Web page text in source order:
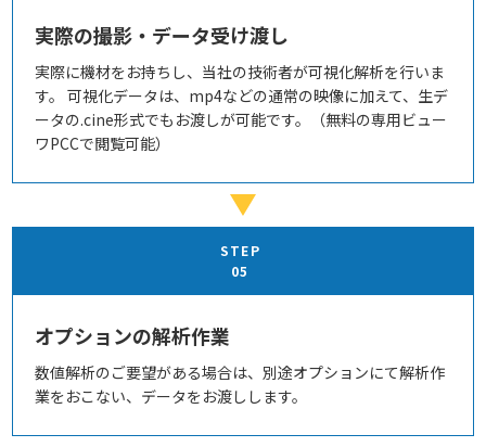
実際の撮影・データ受け渡し
実際に機材をお持ちし、当社の技術者が可視化解析を行いま
す。 可視化データは、mp4などの通常の映像に加えて、生デ
ータの.cine形式でもお渡しが可能です。（無料の専用ビュー
ワPCCで閲覧可能）
STEP
05
オプションの解析作業
数値解析のご要望がある場合は、別途オプションにて解析作
業をおこない、データをお渡しします。